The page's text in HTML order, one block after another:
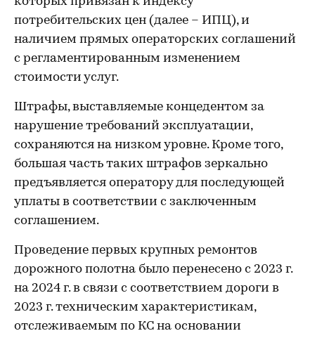
потребительских цен (далее – ИПЦ), и
наличием прямых операторских соглашений
с регламентированным изменением
стоимости услуг.
Штрафы, выставляемые концедентом за
нарушение требований эксплуатации,
сохраняются на низком уровне. Кроме того,
большая часть таких штрафов зеркально
предъявляется оператору для последующей
уплаты в соответствии с заключенным
соглашением.
Проведение первых крупных ремонтов
дорожного полотна было перенесено с 2023 г.
на 2024 г. в связи с соответствием дороги в
2023 г. техническим характеристикам,
отслеживаемым по КС на основании